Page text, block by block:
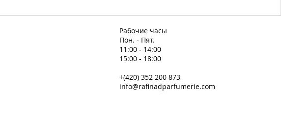
Рабочие часы
Пон. - Пят.
11:00 - 14:00
15:00 - 18:00
+(420) 352 200 873
info@rafinadparfumerie.com